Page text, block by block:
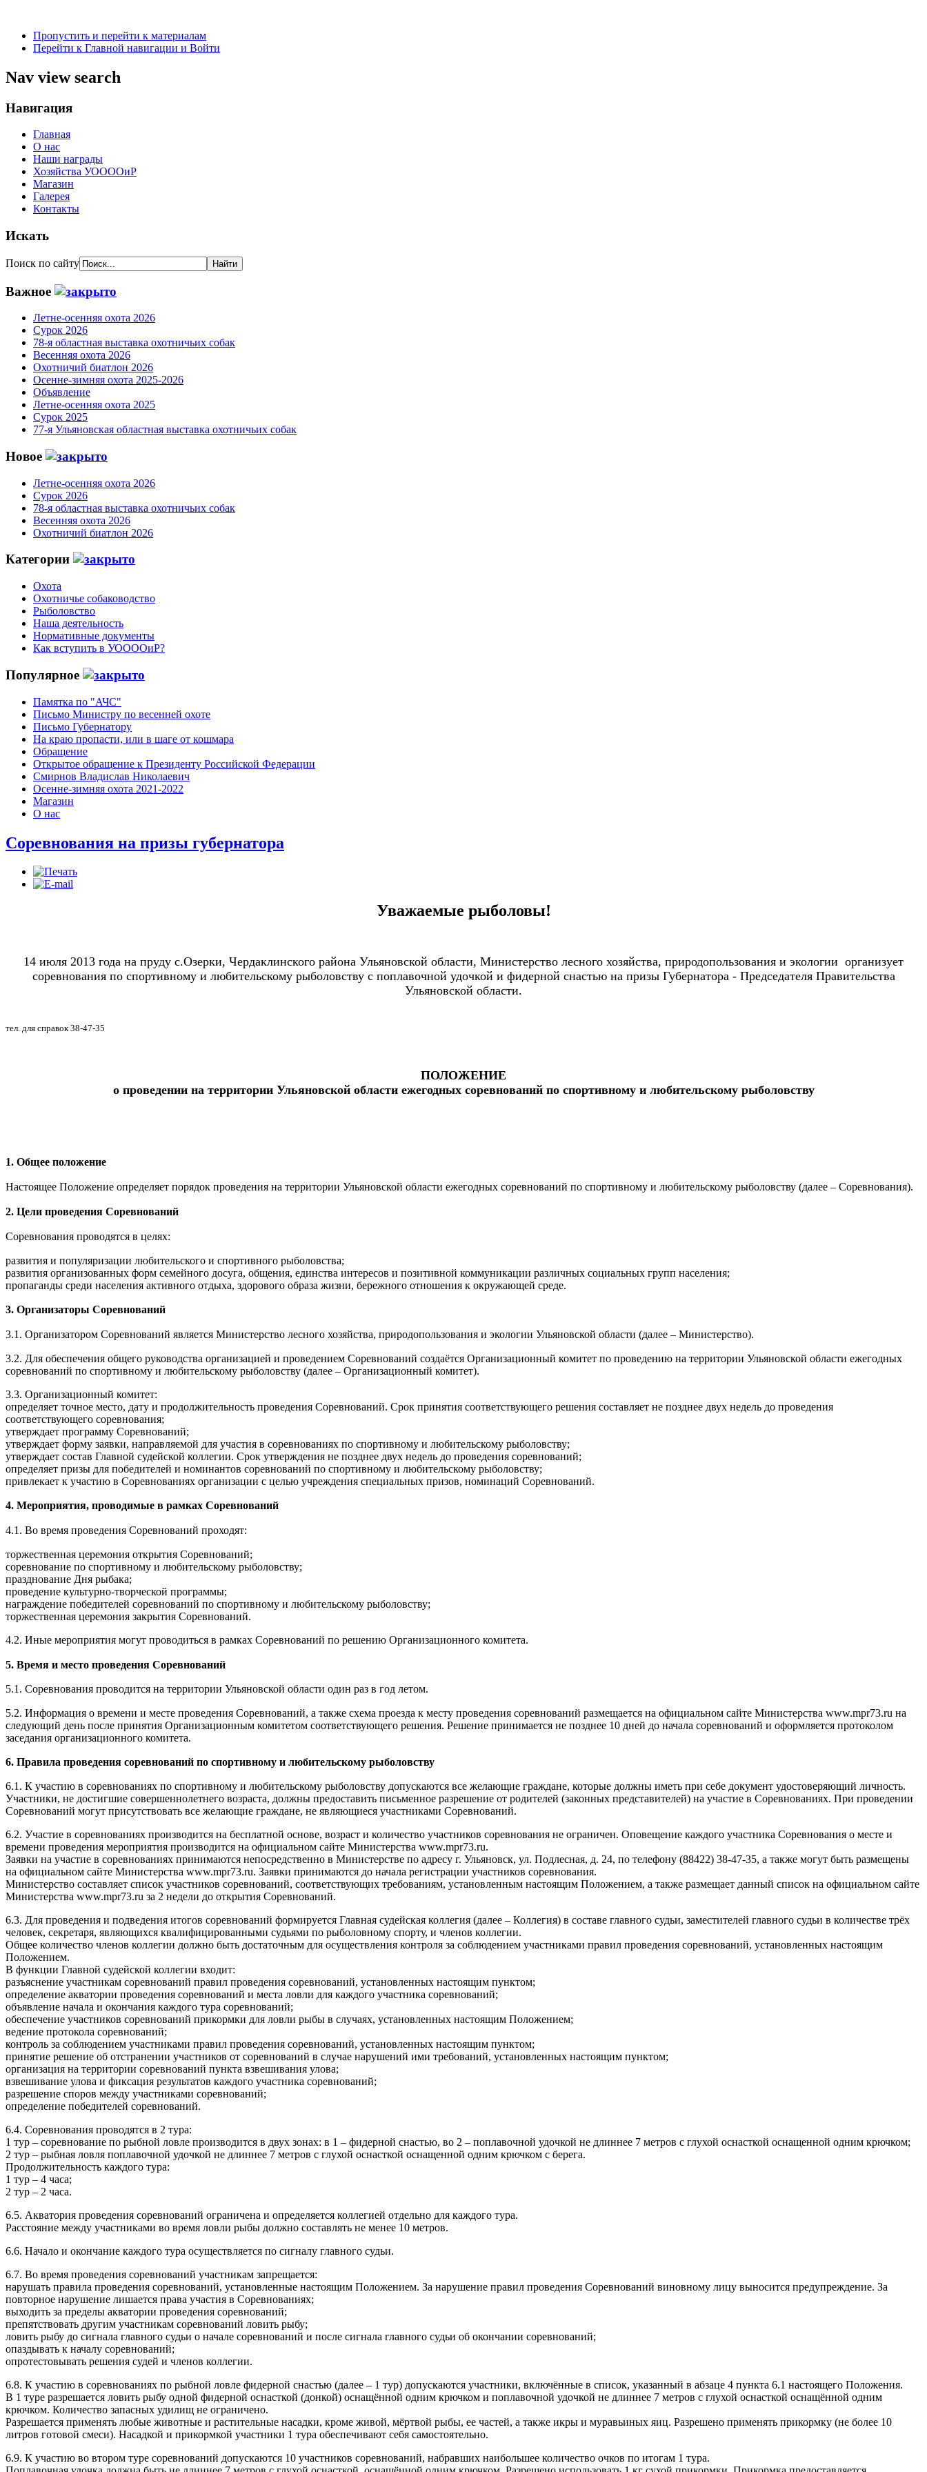
Пропустить и перейти к материалам
Перейти к Главной навигации и Войти
Nav view search
Навигация
Главная
О нас
Наши награды
Хозяйства УООООиР
Магазин
Галерея
Контакты
Искать
Поиск по сайту
Важное
Летне-осенняя охота 2026
Сурок 2026
78-я областная выставка охотничьих собак
Весенняя охота 2026
Охотничий биатлон 2026
Осенне-зимняя охота 2025-2026
Объявление
Летне-осенняя охота 2025
Сурок 2025
77-я Ульяновская областная выставка охотничьих собак
Новое
Летне-осенняя охота 2026
Сурок 2026
78-я областная выставка охотничьих собак
Весенняя охота 2026
Охотничий биатлон 2026
Категории
Охота
Охотничье собаководство
Рыболовство
Наша деятельность
Нормативные документы
Как вступить в УООООиР?
Популярное
Памятка по "АЧС"
Письмо Министру по весенней охоте
Письмо Губернатору
На краю пропасти, или в шаге от кошмара
Обращение
Открытое обращение к Президенту Российской Федерации
Смирнов Владислав Николаевич
Осенне-зимняя охота 2021-2022
Магазин
О нас
Соревнования на призы губернатора
Уважаемые рыболовы!
14 июля 2013 года на пруду с.Озерки, Чердаклинского района Ульяновской области, Министерство лесного хозяйства, природопользования и экологии организует
соревнования по спортивному и любительскому рыболовству с поплавочной удочкой и фидерной снастью на призы Губернатора - Председателя Правительства
Ульяновской области.
тел. для справок 38-47-35
ПОЛОЖЕНИЕ
о проведении на территории Ульяновской области ежегодных соревнований по спортивному и любительскому рыболовству
1. Общее положение
Настоящее Положение определяет порядок проведения на территории Ульяновской области ежегодных соревнований по спортивному и любительскому рыболовству (далее – Соревнования).
2. Цели проведения Соревнований
Соревнования проводятся в целях:
развития и популяризации любительского и спортивного рыболовства;
развития организованных форм семейного досуга, общения, единства интересов и позитивной коммуникации различных социальных групп населения;
пропаганды среди населения активного отдыха, здорового образа жизни, бережного отношения к окружающей среде.
3. Организаторы Соревнований
3.1. Организатором Соревнований является Министерство лесного хозяйства, природопользования и экологии Ульяновской области (далее – Министерство).
3.2. Для обеспечения общего руководства организацией и проведением Соревнований создаётся Организационный комитет по проведению на территории Ульяновской области ежегодных
соревнований по спортивному и любительскому рыболовству (далее – Организационный комитет).
3.3. Организационный комитет:
определяет точное место, дату и продолжительность проведения Соревнований. Срок принятия соответствующего решения составляет не позднее двух недель до проведения
соответствующего соревнования;
утверждает программу Соревнований;
утверждает форму заявки, направляемой для участия в соревнованиях по спортивному и любительскому рыболовству;
утверждает состав Главной судейской коллегии. Срок утверждения не позднее двух недель до проведения соревнований;
определяет призы для победителей и номинантов соревнований по спортивному и любительскому рыболовству;
привлекает к участию в Соревнованиях организации с целью учреждения специальных призов, номинаций Соревнований.
4. Мероприятия, проводимые в рамках Соревнований
4.1. Во время проведения Соревнований проходят:
торжественная церемония открытия Соревнований;
соревнование по спортивному и любительскому рыболовству;
празднование Дня рыбака;
проведение культурно-творческой программы;
награждение победителей соревнований по спортивному и любительскому рыболовству;
торжественная церемония закрытия Соревнований.
4.2. Иные мероприятия могут проводиться в рамках Соревнований по решению Организационного комитета.
5. Время и место проведения Соревнований
5.1. Соревнования проводится на территории Ульяновской области один раз в год летом.
5.2. Информация о времени и месте проведения Соревнований, а также схема проезда к месту проведения соревнований размещается на официальном сайте Министерства www.mpr73.ru на
следующий день после принятия Организационным комитетом соответствующего решения. Решение принимается не позднее 10 дней до начала соревнований и оформляется протоколом
заседания организационного комитета.
6. Правила проведения соревнований по спортивному и любительскому рыболовству
6.1. К участию в соревнованиях по спортивному и любительскому рыболовству допускаются все желающие граждане, которые должны иметь при себе документ удостоверяющий личность.
Участники, не достигшие совершеннолетнего возраста, должны предоставить письменное разрешение от родителей (законных представителей) на участие в Соревнованиях. При проведении
Соревнований могут присутствовать все желающие граждане, не являющиеся участниками Соревнований.
6.2. Участие в соревнованиях производится на бесплатной основе, возраст и количество участников соревнования не ограничен. Оповещение каждого участника Соревнования о месте и
времени проведения мероприятия производится на официальном сайте Министерства www.mpr73.ru.
Заявки на участие в соревнованиях принимаются непосредственно в Министерстве по адресу г. Ульяновск, ул. Подлесная, д. 24, по телефону (88422) 38-47-35, а также могут быть размещены
на официальном сайте Министерства www.mpr73.ru. Заявки принимаются до начала регистрации участников соревнования.
Министерство составляет список участников соревнований, соответствующих требованиям, установленным настоящим Положением, а также размещает данный список на официальном сайте
Министерства www.mpr73.ru за 2 недели до открытия Соревнований.
6.3. Для проведения и подведения итогов соревнований формируется Главная судейская коллегия (далее – Коллегия) в составе главного судьи, заместителей главного судьи в количестве трёх
человек, секретаря, являющихся квалифицированными судьями по рыболовному спорту, и членов коллегии.
Общее количество членов коллегии должно быть достаточным для осуществления контроля за соблюдением участниками правил проведения соревнований, установленных настоящим
Положением.
В функции Главной судейской коллегии входит:
разъяснение участникам соревнований правил проведения соревнований, установленных настоящим пунктом;
определение акватории проведения соревнований и места ловли для каждого участника соревнований;
объявление начала и окончания каждого тура соревнований;
обеспечение участников соревнований прикормки для ловли рыбы в случаях, установленных настоящим Положением;
ведение протокола соревнований;
контроль за соблюдением участниками правил проведения соревнований, установленных настоящим пунктом;
принятие решение об отстранении участников от соревнований в случае нарушений ими требований, установленных настоящим пунктом;
организация на территории соревнований пункта взвешивания улова;
взвешивание улова и фиксация результатов каждого участника соревнований;
разрешение споров между участниками соревнований;
определение победителей соревнований.
6.4. Соревнования проводятся в 2 тура:
1 тур – соревнование по рыбной ловле производится в двух зонах: в 1 – фидерной снастью, во 2 – поплавочной удочкой не длиннее 7 метров с глухой оснасткой оснащенной одним крючком;
2 тур – рыбная ловля поплавочной удочкой не длиннее 7 метров с глухой оснасткой оснащенной одним крючком с берега.
Продолжительность каждого тура:
1 тур – 4 часа;
2 тур – 2 часа.
6.5. Акватория проведения соревнований ограничена и определяется коллегией отдельно для каждого тура.
Расстояние между участниками во время ловли рыбы должно составлять не менее 10 метров.
6.6. Начало и окончание каждого тура осуществляется по сигналу главного судьи.
6.7. Во время проведения соревнований участникам запрещается:
нарушать правила проведения соревнований, установленные настоящим Положением. За нарушение правил проведения Соревнований виновному лицу выносится предупреждение. За
повторное нарушение лишается права участия в Соревнованиях;
выходить за пределы акватории проведения соревнований;
препятствовать другим участникам соревнований ловить рыбу;
ловить рыбу до сигнала главного судьи о начале соревнований и после сигнала главного судьи об окончании соревнований;
опаздывать к началу соревнований;
опротестовывать решения судей и членов коллегии.
6.8. К участию в соревнованиях по рыбной ловле фидерной снастью (далее – 1 тур) допускаются участники, включённые в список, указанный в абзаце 4 пункта 6.1 настоящего Положения.
В 1 туре разрешается ловить рыбу одной фидерной оснасткой (донкой) оснащённой одним крючком и поплавочной удочкой не длиннее 7 метров с глухой оснасткой оснащённой одним
крючком. Количество запасных удилищ не ограничено.
Разрешается применять любые животные и растительные насадки, кроме живой, мёртвой рыбы, ее частей, а также икры и муравьиных яиц. Разрешено применять прикормку (не более 10
литров готовой смеси). Насадкой и прикормкой участники 1 тура обеспечивают себя самостоятельно.
6.9. К участию во втором туре соревнований допускаются 10 участников соревнований, набравших наибольшее количество очков по итогам 1 тура.